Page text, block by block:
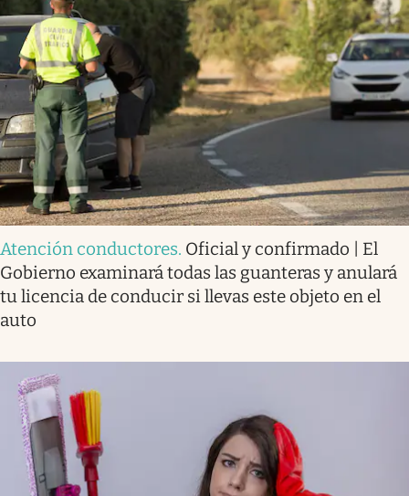
Atención conductores. Oficial y confirmado | El
Gobierno examinará todas las guanteras y anulará
tu licencia de conducir si llevas este objeto en el
auto